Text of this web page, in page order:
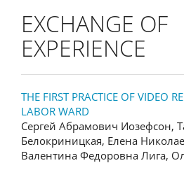
EXCHANGE OF
EXPERIENCE
THE FIRST PRACTICE OF VIDEO
LABOR WARD
Сергей Абрамович Иозефсон,
Белокриницкая, Елена
Валентина Федоровна Лига,